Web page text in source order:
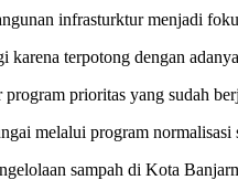
infrasturktur menjadi
karena terpotong dengan
prioritas yang sudah
melalui program
sampah di Kota